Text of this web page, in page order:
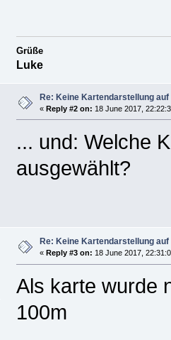
Grüße
Luke
Re: Keine Kartendarstellung
« Reply #2 on: 18 June 2017,
... und: Welche
ausgewählt?
Re: Keine Kartendarstellung
« Reply #3 on: 18 June 2017,
Als karte wurde
100m